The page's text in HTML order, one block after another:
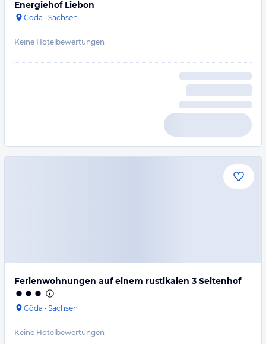
Energiehof Liebon
Göda · Sachsen
Keine Hotelbewertungen
Ferienwohnungen auf einem rustikalen 3 Seitenhof
Göda · Sachsen
Keine Hotelbewertungen